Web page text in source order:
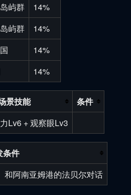
屿群
14%
屿群
14%
14%
14%
景技能
条件
Lv6 + 观察眼Lv3
条件
和阿南亚姆港的法贝尔对话